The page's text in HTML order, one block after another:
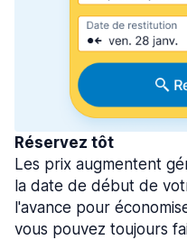
Réservez tôt
Les prix augmentent
la date de début de
l'avance pour
vous pouvez toujours